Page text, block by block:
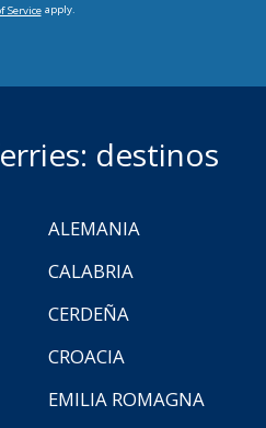
Serviceapply.
destinos
ALEMANIA
CALABRIA
CERDEÑA
CROACIA
EMILIA ROMAGNA